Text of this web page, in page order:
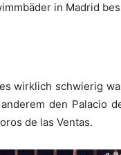
in Madrid
wirklich schwierig
den Palacio
de las Ventas.